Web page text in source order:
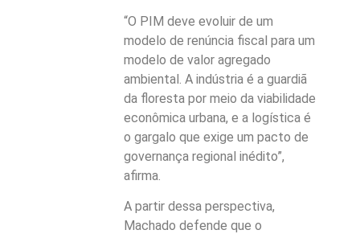
“O PIM deve evoluir de um
modelo de renúncia fiscal para um
modelo de valor agregado
ambiental. A indústria é a guardiã
da floresta por meio da viabilidade
econômica urbana, e a logística é
o gargalo que exige um pacto de
governança regional inédito”,
afirma.
A partir dessa perspectiva,
Machado defende que o